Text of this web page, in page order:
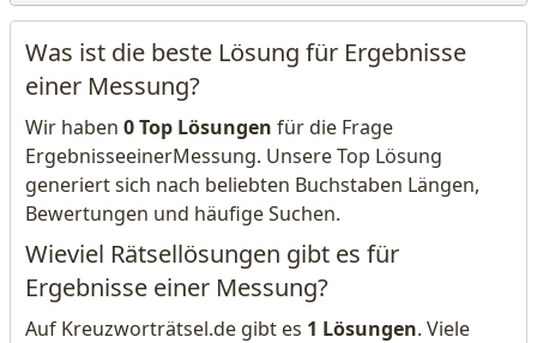
Was ist die beste Lösung für Ergebnisse
einer Messung?
Wir haben 0 Top Lösungen für die Frage
ErgebnisseeinerMessung. Unsere Top Lösung
generiert sich nach beliebten Buchstaben Längen,
Bewertungen und häufige Suchen.
Wieviel Rätsellösungen gibt es für
Ergebnisse einer Messung?
Auf Kreuzworträtsel.de gibt es 1 Lösungen. Viele